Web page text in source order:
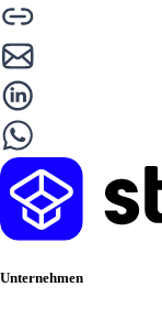
Unternehmen